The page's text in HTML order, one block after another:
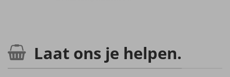
Laat ons je helpen.